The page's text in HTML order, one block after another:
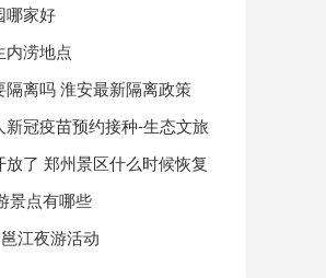
哪家好
内涝地点
隔离吗 淮安最新隔离政策
新冠疫苗预约接种-生态文旅
放了 郑州景区什么时候恢复
景点有哪些
江夜游活动